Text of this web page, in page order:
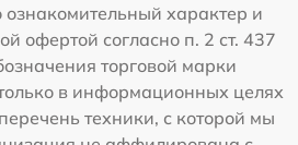
ознакомительный характер и
офертой согласно п. 2 ст. 437
торговой марки
в информационных целях
техники, с которой мы